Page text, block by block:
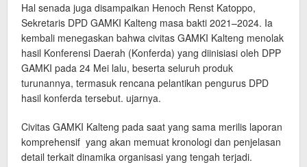
‎Hal senada juga disampaikan Henoch Renst Katoppo,
Sekretaris DPD GAMKI Kalteng masa bakti 2021–2024. Ia
kembali menegaskan bahwa civitas GAMKI Kalteng menolak
hasil Konferensi Daerah (Konferda) yang diinisiasi oleh DPP
GAMKI pada 24 Mei lalu, beserta seluruh produk
turunannya, termasuk rencana pelantikan pengurus DPD
hasil konferda tersebut. ujarnya.
‎Civitas GAMKI Kalteng pada saat yang sama merilis laporan
komprehensif yang akan memuat kronologi dan penjelasan
detail terkait dinamika organisasi yang tengah terjadi.